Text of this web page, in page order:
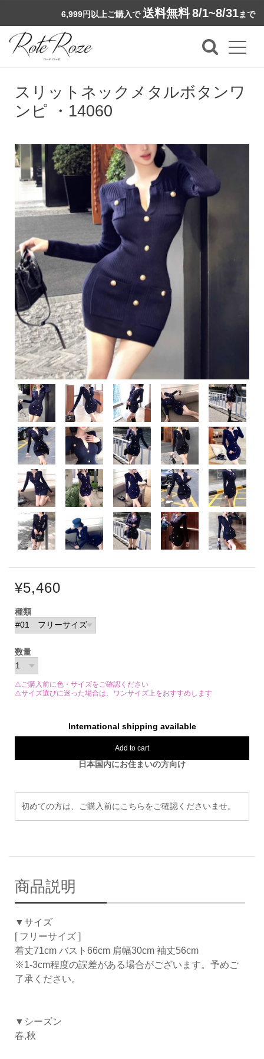
6,999円以上ご購入で 送料無料8/1~8/31まで
スリットネックメタルボタンワ
ンピ ・14060
¥5,460
種類
数量
⚠ご購入前に色・サイズをご確認ください
⚠サイズ選びに迷った場合は、ワンサイズ上をおすすめします
International shipping available
Add to cart
日本国内にお住まいの方向け
初めての方は、ご購入前にこちらをご確認くださいませ。
商品説明
▼サイズ
[ フリーサイズ ]
着丈71cm バスト66cm 肩幅30cm 袖丈56cm
※1-3cm程度の誤差がある場合がございます。予めご
了承ください。
▼シーズン
春,秋